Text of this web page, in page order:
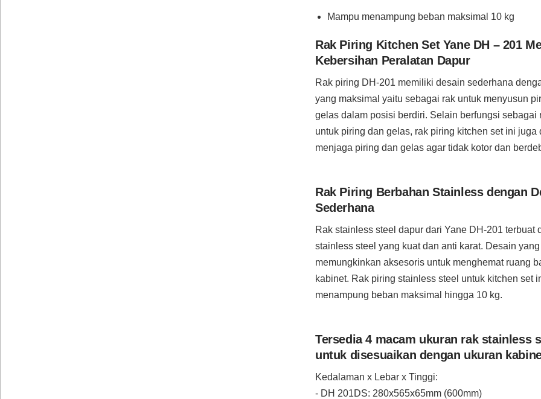
Mampu menampung beban maksimal 10 kg
Rak Piring Kitchen Set Yane DH – 201
Kebersihan Peralatan Dapur
Rak piring DH-201 memiliki desain sederhana
yang maksimal yaitu sebagai rak untuk menyusun
gelas dalam posisi berdiri. Selain berfungsi sebagai
untuk piring dan gelas, rak piring kitchen set ini juga
menjaga piring dan gelas agar tidak kotor dan
Rak Piring Berbahan Stainless dengan
Sederhana
Rak stainless steel dapur dari Yane DH-201 terbuat
stainless steel yang kuat dan anti karat. Desain
memungkinkan aksesoris untuk menghemat ruang
kabinet. Rak piring stainless steel untuk kitchen set
menampung beban maksimal hingga 10 kg.
Tersedia 4 macam ukuran rak stainless
untuk disesuaikan dengan ukuran
Kedalaman x Lebar x Tinggi:
- DH 201DS: 280x565x65mm (600mm)